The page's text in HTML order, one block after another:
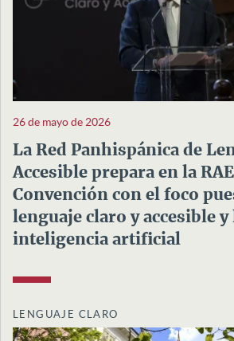
26 de mayo de 2026
La Red Panhispánica de
Accesible prepara en la
Convención con el foco
lenguaje claro y accesible y
inteligencia artificial
LENGUAJE CLARO